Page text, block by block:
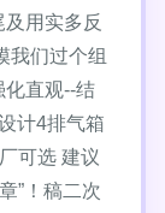
用实多反
我们过个组
化直观--结
计4排气箱
可选 建议
”！稿二次